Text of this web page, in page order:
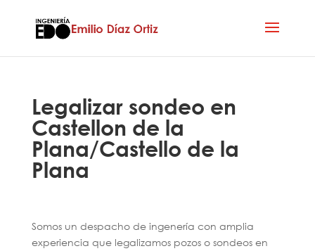
Legalizar sondeo en
Castellon de la
Plana/Castello de la
Plana
Somos un despacho de ingenería con amplia
experiencia que legalizamos pozos o sondeos en